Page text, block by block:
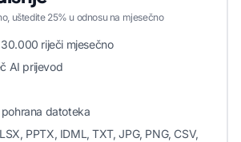
uštedite 25% u odnosu na mjesečno
riječi mjesečno
AI prijevod
datoteka
PPTX, IDML, TXT, JPG, PNG, CSV,